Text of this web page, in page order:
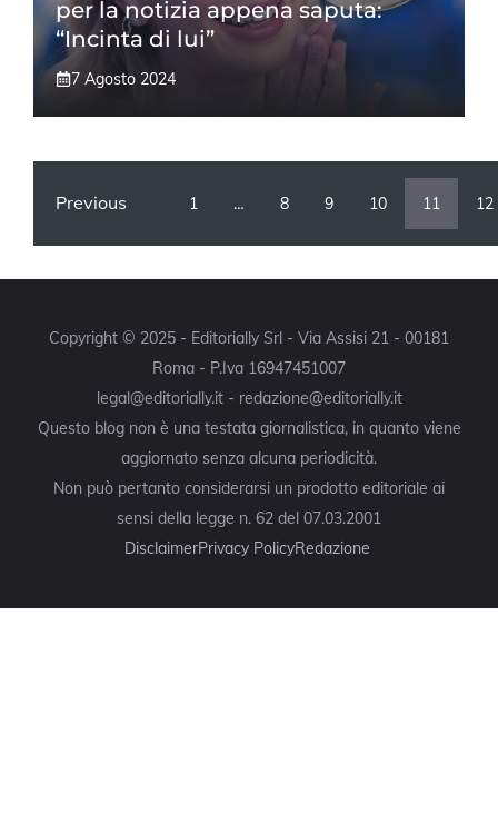
per la notizia appena saputa:
“Incinta di lui”
7 Agosto 2024
Previous 1 … 8 9 10 11 12
Copyright © 2025 - Editorially Srl - Via Assisi 21 - 00181
Roma - P.Iva 16947451007
legal@editorially.it - redazione@editorially.it
Questo blog non è una testata giornalistica, in quanto viene
aggiornato senza alcuna periodicità.
Non può pertanto considerarsi un prodotto editoriale ai
sensi della legge n. 62 del 07.03.2001
DisclaimerPrivacy PolicyRedazione